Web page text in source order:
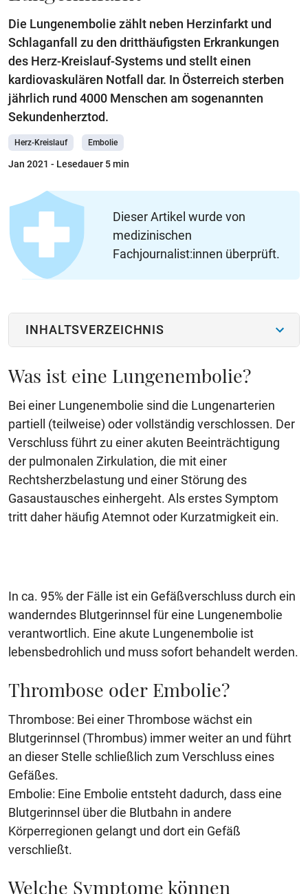
Die Lungenembolie zählt neben Herzinfarkt und
Schlaganfall zu den dritthäufigsten Erkrankungen
des Herz-Kreislauf-Systems und stellt einen
kardiovaskulären Notfall dar. In Österreich sterben
jährlich rund 4000 Menschen am sogenannten
Sekundenherztod.
Herz-Kreislauf Embolie
Jan 2021 - Lesedauer 5 min
Dieser Artikel wurde von
medizinischen
Fachjournalist:innen überprüft.
INHALTSVERZEICHNIS
Was ist eine Lungenembolie?
Bei einer Lungenembolie sind die Lungenarterien
partiell (teilweise) oder vollständig verschlossen. Der
Verschluss führt zu einer akuten Beeinträchtigung
der pulmonalen Zirkulation, die mit einer
Rechtsherzbelastung und einer Störung des
Gasaustausches einhergeht. Als erstes Symptom
tritt daher häufig Atemnot oder Kurzatmigkeit ein.
In ca. 95% der Fälle ist ein Gefäßverschluss durch ein
wanderndes Blutgerinnsel für eine Lungenembolie
verantwortlich. Eine akute Lungenembolie ist
lebensbedrohlich und muss sofort behandelt werden.
Thrombose oder Embolie?
Thrombose: Bei einer Thrombose wächst ein
Blutgerinnsel (Thrombus) immer weiter an und führt
an dieser Stelle schließlich zum Verschluss eines
Gefäßes.
Embolie: Eine Embolie entsteht dadurch, dass eine
Blutgerinnsel über die Blutbahn in andere
Körperregionen gelangt und dort ein Gefäß
verschließt.
Welche Symptome können